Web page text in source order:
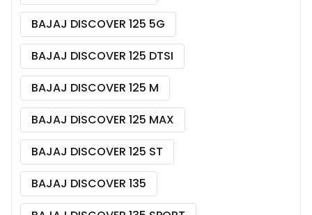
BAJAJ DISCOVER 125 5G
BAJAJ DISCOVER 125 DTSI
BAJAJ DISCOVER 125 M
BAJAJ DISCOVER 125 MAX
BAJAJ DISCOVER 125 ST
BAJAJ DISCOVER 135